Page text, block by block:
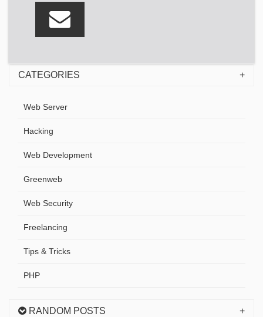
CATEGORIES
Web Server
Hacking
Web Development
Greenweb
Web Security
Freelancing
Tips & Tricks
PHP
RANDOM POSTS